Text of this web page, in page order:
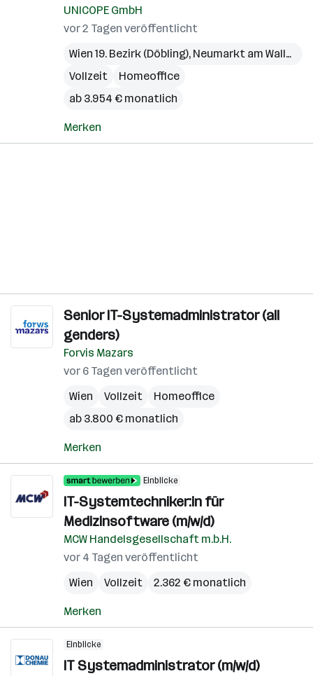
UNICOPE GmbH
vor 2 Tagen veröffentlicht
Wien 19. Bezirk (Döbling), Neumarkt am Wallersee
Vollzeit
Homeoffice
ab 3.954 € monatlich
Merken
Senior IT-Systemadministrator (all
genders)
Forvis Mazars
vor 6 Tagen veröffentlicht
Wien
Vollzeit
Homeoffice
ab 3.800 € monatlich
Merken
Einblicke
IT-Systemtechniker:in für
Medizinsoftware (m/w/d)
MCW Handelsgesellschaft m.b.H.
vor 4 Tagen veröffentlicht
Wien
Vollzeit 2.362 € monatlich
Merken
Einblicke
IT Systemadministrator (m/w/d)